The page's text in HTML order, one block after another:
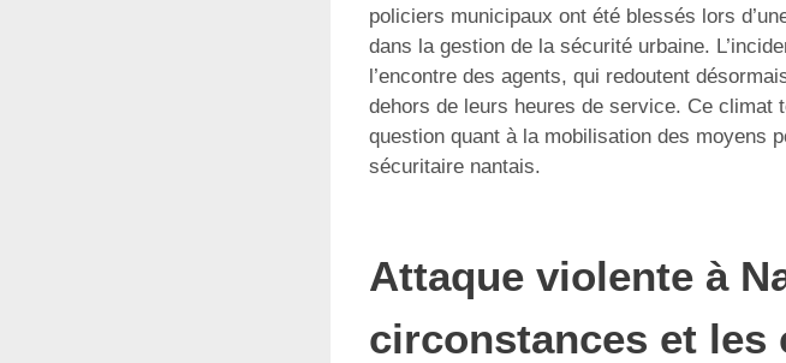
policiers municipaux ont été blessés lors
dans la gestion de la sécurité urbaine.
l’encontre des agents, qui redoutent
dehors de leurs heures de service. Ce
question quant à la mobilisation des moyens
sécuritaire nantais.
Attaque violente à
circonstances et les